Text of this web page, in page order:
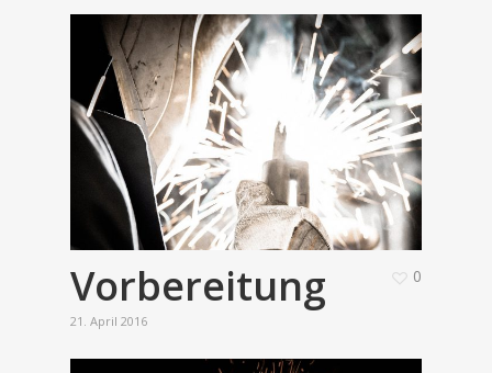
Vorbereitung
21. April 2016
0